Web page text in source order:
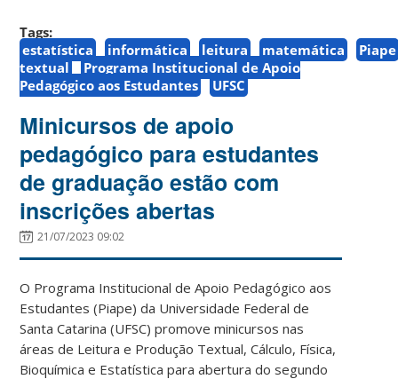
Tags:
estatística
informática leitura matemática
Piape
textual
Programa Institucional de Apoio
Pedagógico aos Estudantes
UFSC
Minicursos de apoio
pedagógico para estudantes
de graduação estão com
inscrições abertas
21/07/2023 09:02
O Programa Institucional de Apoio Pedagógico aos
Estudantes (Piape) da Universidade Federal de
Santa Catarina (UFSC) promove minicursos nas
áreas de Leitura e Produção Textual, Cálculo, Física,
Bioquímica e Estatística para abertura do segundo